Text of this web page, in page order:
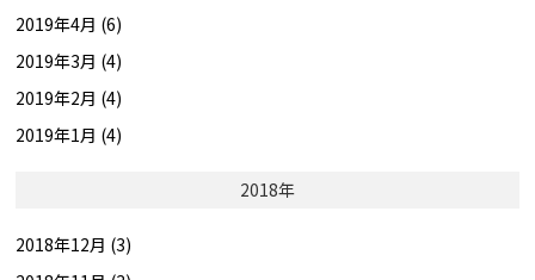
2019年4月 (6)
2019年3月 (4)
2019年2月 (4)
2019年1月 (4)
2018年
2018年12月 (3)